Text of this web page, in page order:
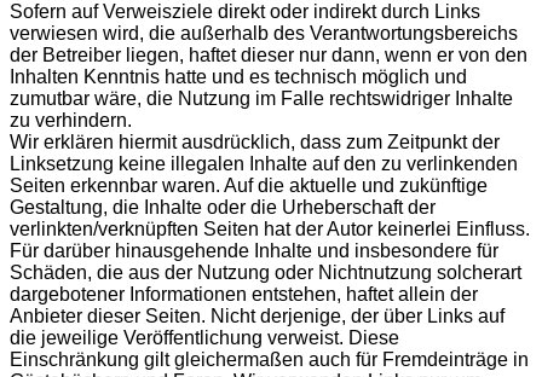
Sofern auf Verweisziele direkt oder indirekt durch Links
verwiesen wird, die außerhalb des Verantwortungsbereichs
der Betreiber liegen, haftet dieser nur dann, wenn er von den
Inhalten Kenntnis hatte und es technisch möglich und
zumutbar wäre, die Nutzung im Falle rechtswidriger Inhalte
zu verhindern.
Wir erklären hiermit ausdrücklich, dass zum Zeitpunkt der
Linksetzung keine illegalen Inhalte auf den zu verlinkenden
Seiten erkennbar waren. Auf die aktuelle und zukünftige
Gestaltung, die Inhalte oder die Urheberschaft der
verlinkten/verknüpften Seiten hat der Autor keinerlei Einfluss.
Für darüber hinausgehende Inhalte und insbesondere für
Schäden, die aus der Nutzung oder Nichtnutzung solcherart
dargebotener Informationen entstehen, haftet allein der
Anbieter dieser Seiten. Nicht derjenige, der über Links auf
die jeweilige Veröffentlichung verweist. Diese
Einschränkung gilt gleichermaßen auch für Fremdeinträge in